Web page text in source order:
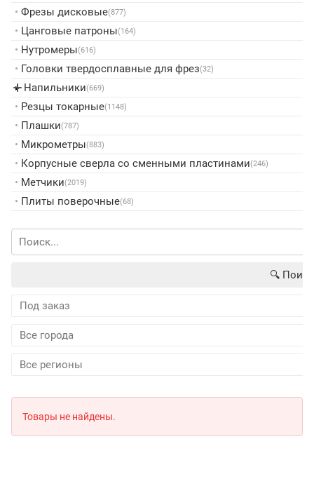
• Фрезы дисковые(877)
• Цанговые патроны(164)
• Нутромеры(616)
• Головки твердосплавные для фрез(32)
▸ Напильники(669)
• Резцы токарные(1148)
• Плашки(787)
• Микрометры(883)
• Корпусные сверла со сменными пластинами(246)
• Метчики(2019)
• Плиты поверочные(68)
🔍︎ Поиск
Товары не найдены.